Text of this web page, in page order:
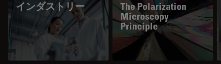
インダストリー
The Polarization
Microscopy
Principle